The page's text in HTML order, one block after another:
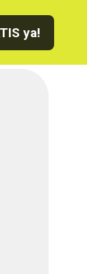
ya!